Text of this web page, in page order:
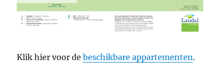
Klik hier voor debeschikbare appartementen.